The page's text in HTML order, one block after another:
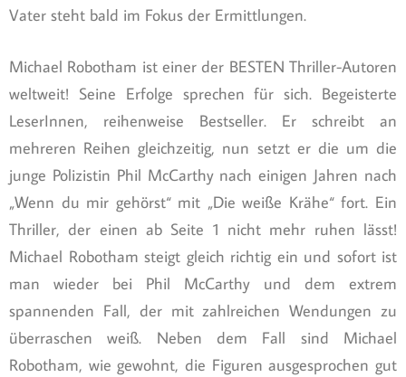
Vater steht bald im Fokus der Ermittlungen.
Michael Robotham ist einer der BESTEN Thriller-Autoren
weltweit! Seine Erfolge sprechen für sich. Begeisterte
LeserInnen, reihenweise Bestseller. Er schreibt an
mehreren Reihen gleichzeitig, nun setzt er die um die
junge Polizistin Phil McCarthy nach einigen Jahren nach
„Wenn du mir gehörst“ mit „Die weiße Krähe“ fort. Ein
Thriller, der einen ab Seite 1 nicht mehr ruhen lässt!
Michael Robotham steigt gleich richtig ein und sofort ist
man wieder bei Phil McCarthy und dem extrem
spannenden Fall, der mit zahlreichen Wendungen zu
überraschen weiß. Neben dem Fall sind Michael
Robotham, wie gewohnt, die Figuren ausgesprochen gut